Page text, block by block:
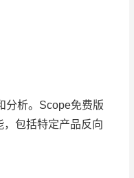
分析。Scope免费版
包括特定产品反向